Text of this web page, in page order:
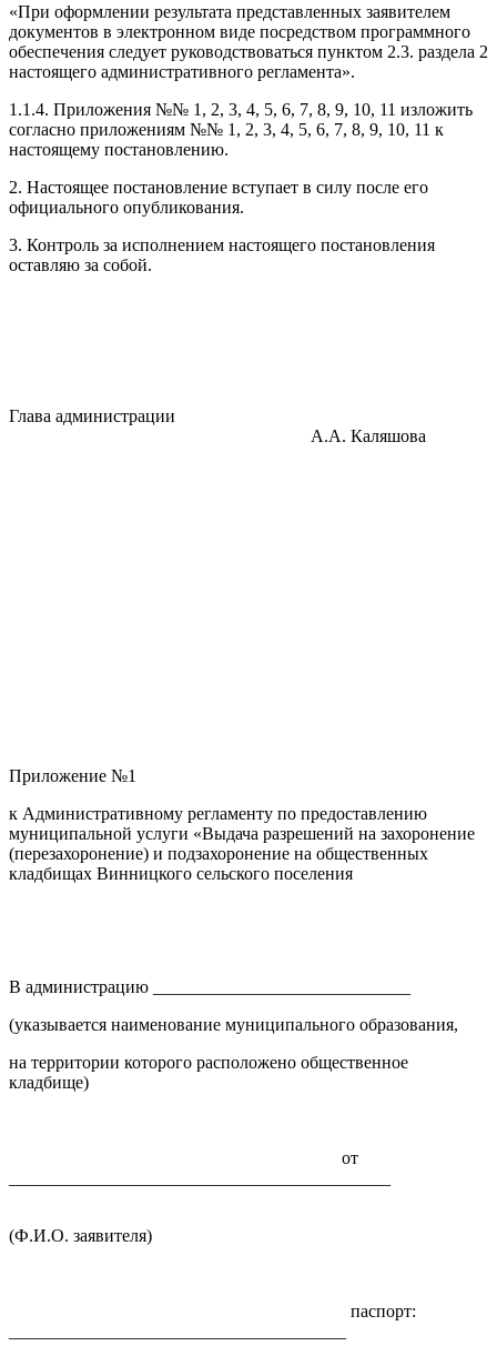
«При оформлении результата представленных заявителем
документов в электронном виде посредством программного
обеспечения следует руководствоваться пунктом 2.3. раздела 2
настоящего административного регламента».
1.1.4. Приложения №№ 1, 2, 3, 4, 5, 6, 7, 8, 9, 10, 11 изложить
согласно приложениям №№ 1, 2, 3, 4, 5, 6, 7, 8, 9, 10, 11 к
настоящему постановлению.
2. Настоящее постановление вступает в силу после его
официального опубликования.
3. Контроль за исполнением настоящего постановления
оставляю за собой.
Глава администрации
А.А. Каляшова
Приложение №1
к Административному регламенту по предоставлению
муниципальной услуги «Выдача разрешений на захоронение
(перезахоронение) и подзахоронение на общественных
кладбищах Винницкого сельского поселения
В администрацию _____________________________
(указывается наименование муниципального образования,
на территории которого расположено общественное
кладбище)
от
(Ф.И.О. заявителя)
паспорт: